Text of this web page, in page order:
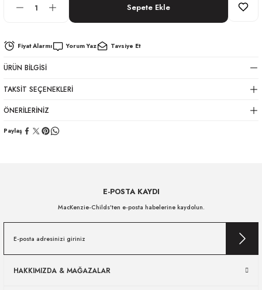
Sepete Ekle
Fiyat Alarmı Yorum Yaz Tavsiye Et
ÜRÜN BILGISI
TAKSIT SEÇENEKLERI
ÖNERILERINIZ
Paylaş
E-POSTA KAYDI
MacKenzie-Childs’ten e-posta habelerine kaydolun.
HAKKIMIZDA & MAĞAZALAR